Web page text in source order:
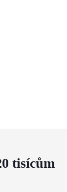
tisícům